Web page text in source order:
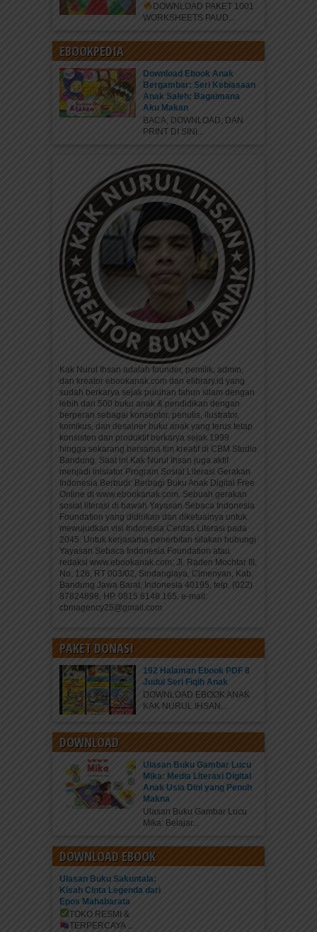
DOWNLOAD PAKET 1001
WORKSHEETS PAUD...
EBOOKPEDIA
Download Ebook Anak
Bergambar: Seri Kebiasaan
Anak Saleh; Bagaimana
Aku Makan
BACA, DOWNLOAD, DAN
PRINT DI SINI...
Kak Nurul Ihsan adalah founder, pemilik, admin,
dan kreator ebookanak.com dan elibrary.id yang
sudah berkarya sejak puluhan tahun silam dengan
lebih dari 500 buku anak & pendidikan dengan
berperan sebagai konseptor, penulis, ilustrator,
komikus, dan desainer buku anak yang terus tetap
konsisten dan produktif berkarya sejak 1999
hingga sekarang bersama tim kreatif di CBM Studio
Bandung. Saat ini Kak Nurul Ihsan juga aktif
menjadi inisiator Program Sosial Literasi Gerakan
Indonesia Berbudi: Berbagi Buku Anak Digital Free
Online di www.ebookanak.com. Sebuah gerakan
sosial literasi di bawah Yayasan Sebaca Indonesia
Foundation yang didirikan dan diketuainya untuk
mewujudkan visi Indonesia Cerdas Literasi pada
2045. Untuk kerjasama penerbitan silakan hubungi
Yayasan Sebaca Indonesia Foundation atau
redaksi www.ebookanak.com: Jl. Raden Mochtar III,
No. 126, RT 003/02, Sindanglaya, Cimenyan, Kab.
Bandung Jawa Barat, Indonesia 40195, telp. (022)
87824898, HP. 0815 6148 165. e-mail:
cbmagency25@gmail.com
PAKET DONASI
192 Halaman Ebook PDF 8
Judul Seri Fiqih Anak
DOWNLOAD EBOOK ANAK
KAK NURUL IHSAN...
DOWNLOAD
Ulasan Buku Gambar Lucu
Mika: Media Literasi Digital
Anak Usia Dini yang Penuh
Makna
Ulasan Buku Gambar Lucu
Mika: Belajar...
DOWNLOAD EBOOK
Ulasan Buku Sakuntala:
Kisah Cinta Legenda dari
Epos Mahabarata
TOKO RESMI &
TERPERCAYA ...